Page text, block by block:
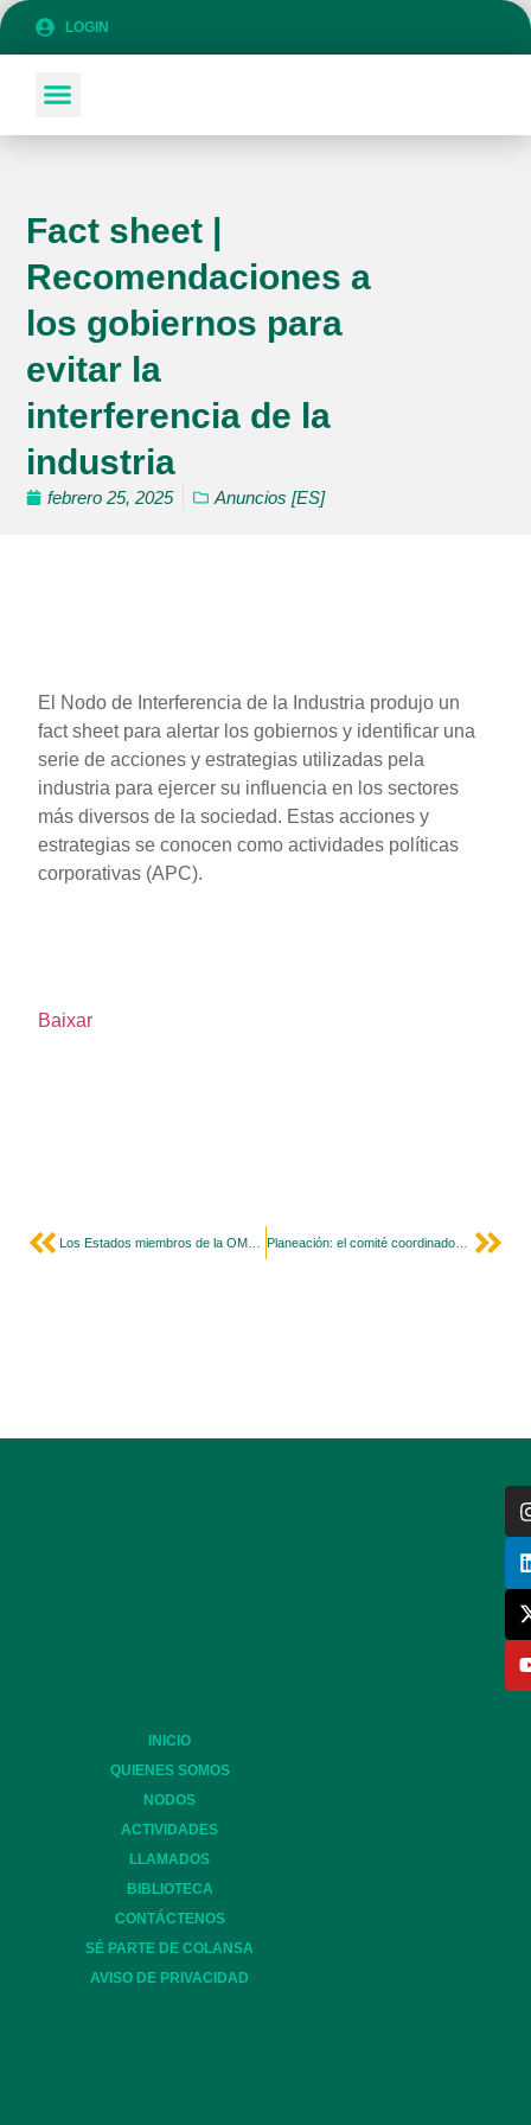
LOGIN
Fact sheet |
Recomendaciones a
los gobiernos para
evitar la
interferencia de la
industria
febrero 25, 2025 Anuncios [ES]
El Nodo de Interferencia de la Industria produjo un
fact sheet para alertar los gobiernos y identificar una
serie de acciones y estrategias utilizadas pela
industria para ejercer su influencia en los sectores
más diversos de la sociedad. Estas acciones y
estrategias se conocen como actividades políticas
corporativas (APC).
Baixar
Planeación: el comité coordinador de Colansa se reunió en São Paulo (Brasil)
INICIO
QUIENES SOMOS
NODOS
ACTIVIDADES
LLAMADOS
BIBLIOTECA
CONTÁCTENOS
SÉ PARTE DE COLANSA
AVISO DE PRIVACIDAD